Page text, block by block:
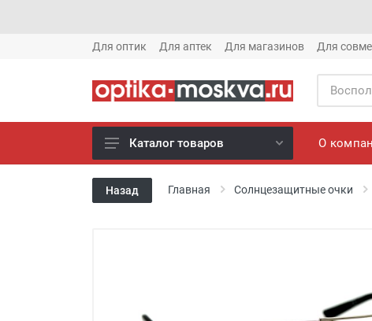
Для оптик Для аптек Для магазинов Для
Новое готовые очки (1621)
Новое солнце (1613)
Каталог товаров О
Назад Главная Солнцезащитные очки